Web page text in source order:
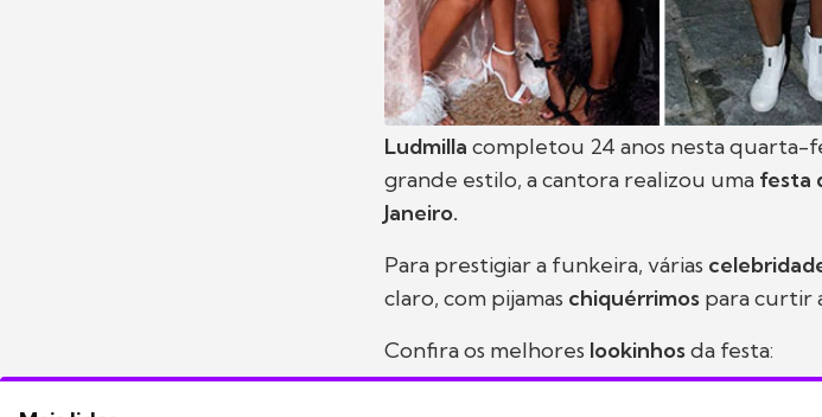
Ludmilla completou 24 anos nesta quarta-
grande estilo, a cantora realizou uma festa
Janeiro.
Para prestigiar a funkeira, várias
claro, com pijamas chiquérrimos para curtir
Confira os melhores lookinhosda festa: